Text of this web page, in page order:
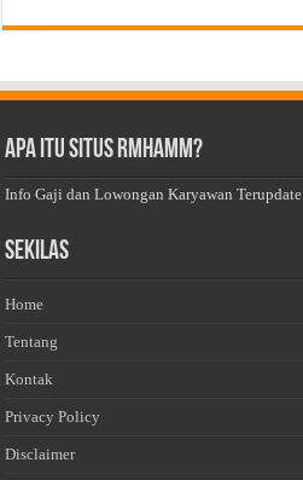
Apa Itu Situs Rmhamm?
Info Gaji dan Lowongan Karyawan Terupdate
Sekilas
Home
Tentang
Kontak
Privacy Policy
Disclaimer